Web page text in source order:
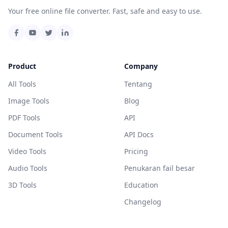
Your free online file converter. Fast, safe and easy to use.
Product
All Tools
Image Tools
PDF Tools
Document Tools
Video Tools
Audio Tools
3D Tools
Company
Tentang
Blog
API
API Docs
Pricing
Penukaran fail besar
Education
Changelog